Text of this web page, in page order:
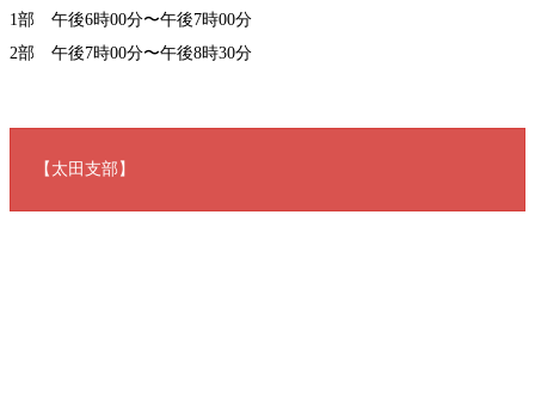
1部 午後6時00分〜午後7時00分
2部 午後7時00分〜午後8時30分
【太田支部】